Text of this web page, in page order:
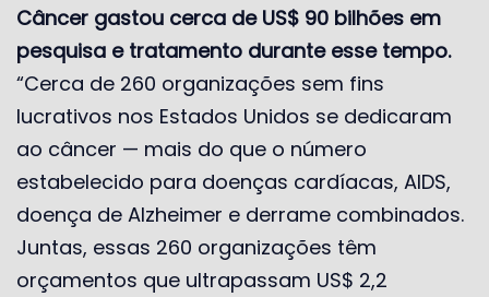
Câncer gastou cerca de US$ 90 bilhões em
pesquisa e tratamento durante esse tempo.
“Cerca de 260 organizações sem fins
lucrativos nos Estados Unidos se dedicaram
ao câncer — mais do que o número
estabelecido para doenças cardíacas, AIDS,
doença de Alzheimer e derrame combinados.
Juntas, essas 260 organizações têm
orçamentos que ultrapassam US$ 2,2